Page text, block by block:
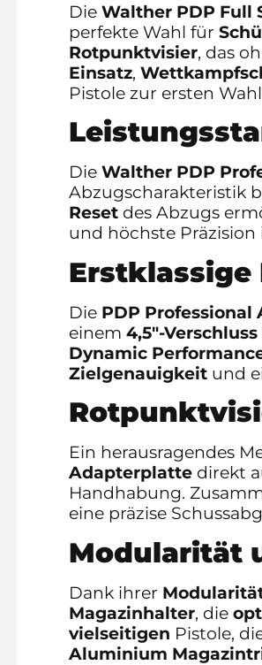
Die Walther PDP Full
perfekte Wahl für
Rotpunktvisier, das
Einsatz,
Pistole zur ersten
Die Walther PDP
Abzugscharakteristik
Resetdes Abzugs
und höchste
Erstklassige
Die PDP Professional
einem 4,5″-Verschluss
Dynamic
Zielgenauigkeitund
Ein herausragendes
Adapterplattedirekt
Handhabung.
eine präzise
Modularität
Dank ihrer
Magazinhalter, die
vielseitigen Pistole,
Aluminium